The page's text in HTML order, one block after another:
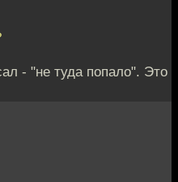
- "не туда попало". Это